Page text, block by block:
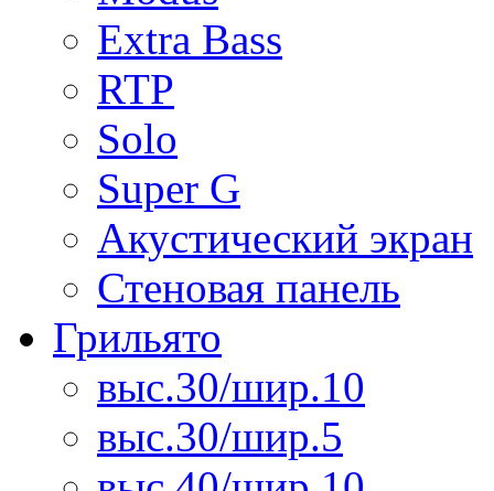
Extra Bass
RTP
Solo
Super G
Акустический экран
Стеновая панель
Грильято
выс.30/шир.10
выс.30/шир.5